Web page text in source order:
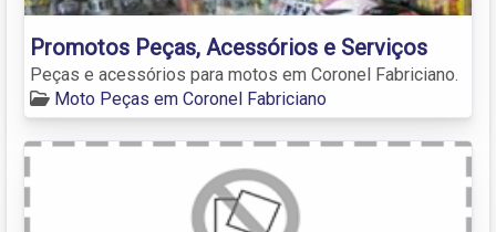
Promotos Peças, Acessórios e Serviços
Peças e acessórios para motos em Coronel Fabriciano.
Moto Peças em Coronel Fabriciano